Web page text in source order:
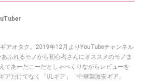
アオタク。2019年12月よりYouTubeチャンネル
あふれるモノから初心者さんにオススメのモノま
てあーだこーだとしゃべくりながらレビューを
アだけでなく「ULギア」「中華製激安ギア」